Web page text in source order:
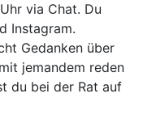
via Chat. Du
Instagram.
Gedanken über
jemandem reden
du bei der Rat auf